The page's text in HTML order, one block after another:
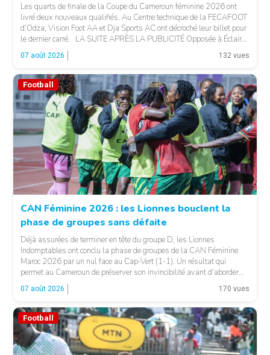
Les quarts de finale de la Coupe du Cameroun féminine 2026 ont
livré deux nouveaux qualifiés. Au Centre technique de la FECAFOOT
d’Odza, Vision Foot AA et Dja Sports AC ont décroché leur billet pour
le dernier carré. LA SUITE APRÈS LA PUBLICITÉ Opposée à Éclair
FF, Vision Foot a dû patienter jusqu’à la […]
07 août 2026 132 vues
Football
CAN Féminine 2026 : les Lionnes bouclent la
phase de groupes sans défaite
Déjà assurées de terminer en tête du groupe D, les Lionnes
Indomptables ont conclu la phase de groupes de la CAN Féminine
Maroc 2026 par un nul face au Cap-Vert (1-1). Un résultat qui
permet au Cameroun de préserver son invincibilité avant d’aborder
les choses sérieuses. Les Camerounaises ont rapidement pris le
contrôle des opérations […]
07 août 2026 170 vues
Football